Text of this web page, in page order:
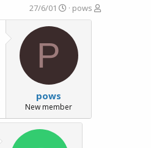
פ
ו
pows
פ
ו
ר
ם
א
ר
י
ך
27/6/01
P
pows
New member